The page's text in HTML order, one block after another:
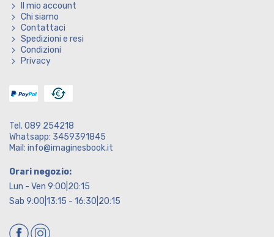
Il mio account
Chi siamo
Contattaci
Spedizioni e resi
Condizioni
Privacy
Tel. 089 254218
Whatsapp: 3459391845
Mail: info@imaginesbook.it
Orari negozio:
Lun - Ven 9:00|20:15
Sab 9:00|13:15 - 16:30|20:15